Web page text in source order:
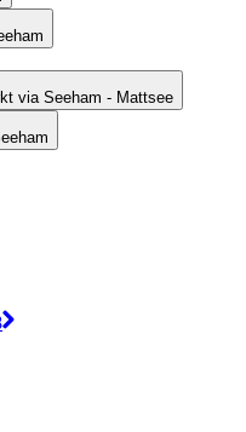
via Seeham - Mattsee